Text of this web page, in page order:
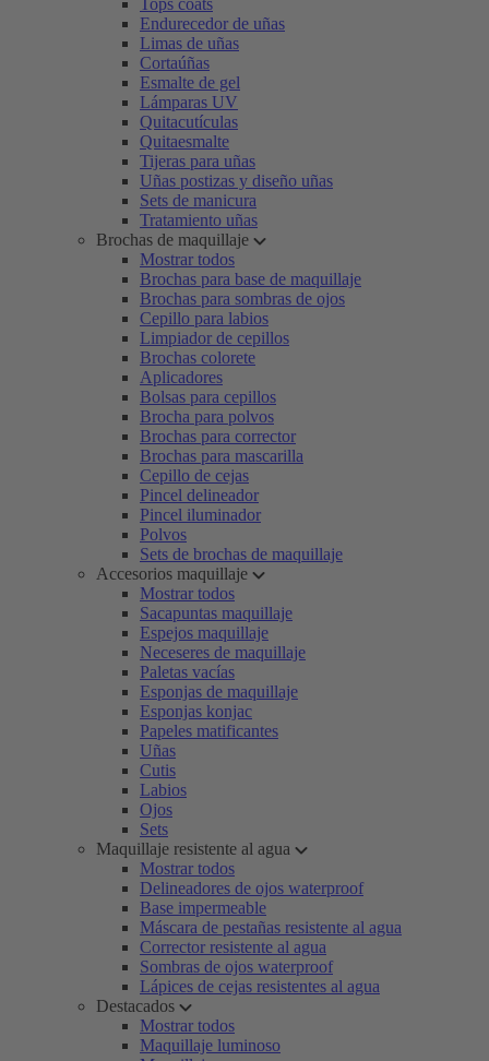
Tops coats
Endurecedor de uñas
Limas de uñas
Cortaúñas
Esmalte de gel
Lámparas UV
Quitacutículas
Quitaesmalte
Tijeras para uñas
Uñas postizas y diseño uñas
Sets de manicura
Tratamiento uñas
Brochas de maquillaje
Mostrar todos
Brochas para base de maquillaje
Brochas para sombras de ojos
Cepillo para labios
Limpiador de cepillos
Brochas colorete
Aplicadores
Bolsas para cepillos
Brocha para polvos
Brochas para corrector
Brochas para mascarilla
Cepillo de cejas
Pincel delineador
Pincel iluminador
Polvos
Sets de brochas de maquillaje
Accesorios maquillaje
Mostrar todos
Sacapuntas maquillaje
Espejos maquillaje
Neceseres de maquillaje
Paletas vacías
Esponjas de maquillaje
Esponjas konjac
Papeles matificantes
Uñas
Cutis
Labios
Ojos
Sets
Maquillaje resistente al agua
Mostrar todos
Delineadores de ojos waterproof
Base impermeable
Máscara de pestañas resistente al agua
Corrector resistente al agua
Sombras de ojos waterproof
Lápices de cejas resistentes al agua
Destacados
Mostrar todos
Maquillaje luminoso